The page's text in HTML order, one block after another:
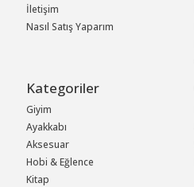
İletişim
Nasıl Satış Yaparım
Kategoriler
Giyim
Ayakkabı
Aksesuar
Hobi & Eğlence
Kitap